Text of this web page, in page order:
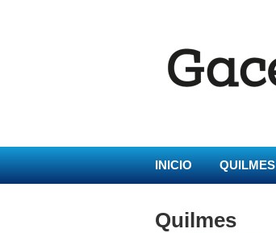
INICIO QUILMES
Quilmes